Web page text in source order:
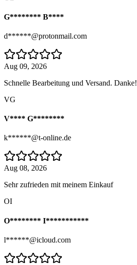
G******** B****
d******@protonmail.com
Aug 09, 2026
Schnelle Bearbeitung und Versand. Danke!
VG
V**** G********
k******@t-online.de
Aug 08, 2026
Sehr zufrieden mit meinem Einkauf
OI
O******** I***********
l******@icloud.com